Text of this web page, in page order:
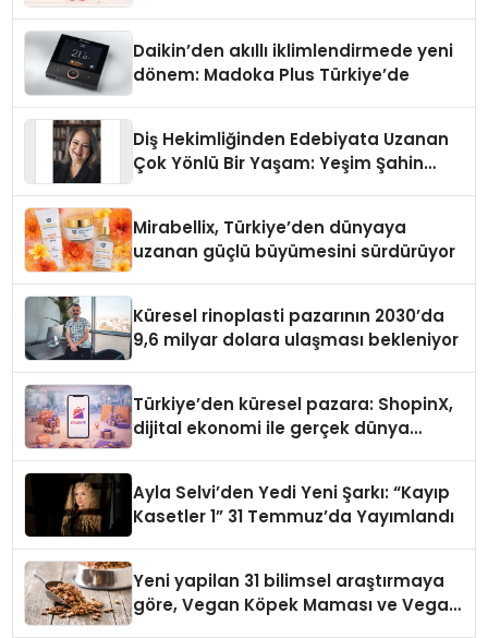
Daikin’den akıllı iklimlendirmede yeni
dönem: Madoka Plus Türkiye’de
Diş Hekimliğinden Edebiyata Uzanan
Çok Yönlü Bir Yaşam: Yeşim Şahin
Mirabellix, Türkiye’den dünyaya
uzanan güçlü büyümesini sürdürüyor
Küresel rinoplasti pazarının 2030’da
9,6 milyar dolara ulaşması bekleniyor
Türkiye’den küresel pazara: ShopinX,
dijital ekonomi ile gerçek dünya
Ayla Selvi’den Yedi Yeni Şarkı: “Kayıp
Kasetler 1” 31 Temmuz’da Yayımlandı
Yeni yapilan 31 bilimsel araştırmaya
göre, Vegan Köpek Maması ve Vegan